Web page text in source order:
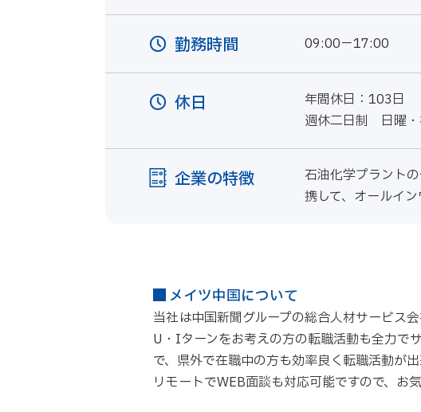
勤務時間 09:00－17:00
休日
年間休日：103日
週休二日制 日曜
企業の特徴
石油化学プラント
携して、オールイ
メイツ中国について
当社は中国新聞グループの総合人材サービス
U・Iターンをお考えの方の転職活動も全力で
で、県外で在職中の方も効率良く転職活動が出
リモートでWEB面談も対応可能ですので、お